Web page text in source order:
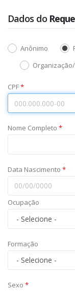
Dados do
Anônimo
CPF*
Nome Completo *
Data Nascimento *
Ocupação
Formação
Sexo *